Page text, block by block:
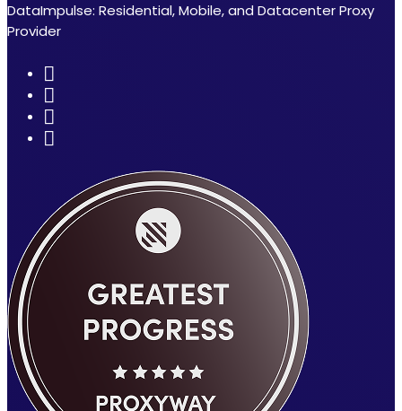
DataImpulse: Residential, Mobile, and Datacenter Proxy
Provider